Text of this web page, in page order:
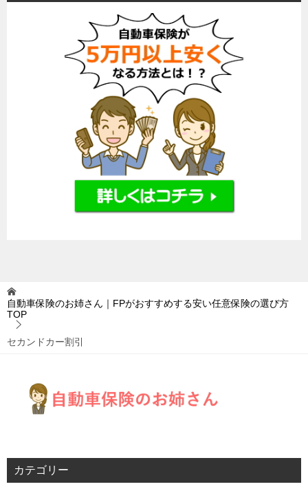
自動車保険のお姉さん｜FPがおすすめする安い任意保険の選び方
TOP
セカンドカー割引
カテゴリー